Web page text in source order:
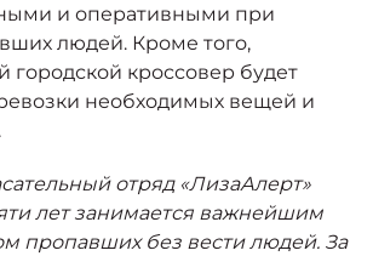
и оперативными при
людей. Кроме того,
городской кроссовер будет
необходимых вещей и
отряд «ЛизаАлерт»
лет занимается важнейшим
пропавших без вести людей. За